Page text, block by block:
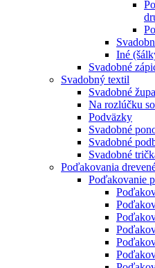
Iné
Svadobné
Svadobný textil
Svadobné
Na rozlúčku
Podväzky
Svadobné
Svadobné
Svadobné
Poďakovania
Poďakovanie